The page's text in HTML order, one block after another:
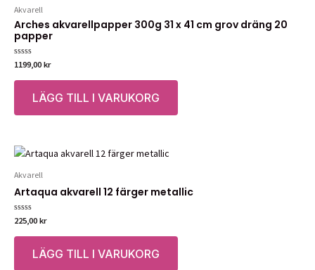
Akvarell
Arches akvarellpapper 300g 31 x 41 cm grov dräng 20
papper
Betygsatt
av
1199,00 kr
LÄGG TILL I VARUKORG
Akvarell
Artaqua akvarell 12 färger metallic
Betygsatt
av
225,00 kr
LÄGG TILL I VARUKORG